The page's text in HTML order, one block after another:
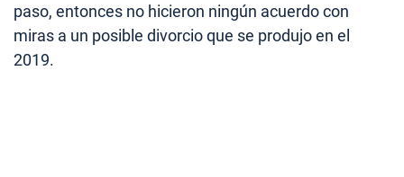
paso, entonces no hicieron ningún acuerdo con
miras a un posible divorcio que se produjo en el
2019.